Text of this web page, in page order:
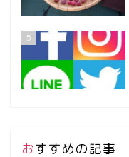
5
おすすめの記事